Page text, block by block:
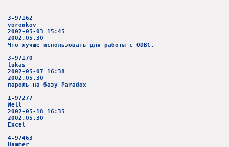
3-97162
voronkov
2002-05-03 15:45
2002.05.30
Что лучше использовать для работы с ODBC.
3-97170
lukas
2002-05-07 16:38
2002.05.30
пароль на базу Paradox
1-97277
Well
2002-05-18 16:35
2002.05.30
Excel
4-97463
Hammer